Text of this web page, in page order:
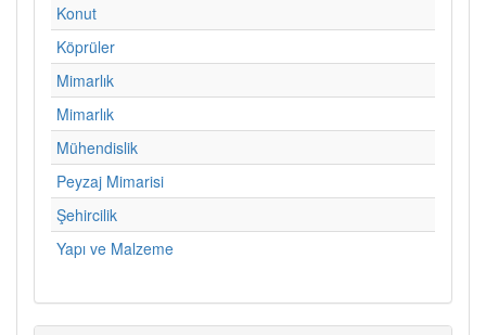
Konut
Köprüler
Mimarlık
Mimarlık
Mühendislik
Peyzaj Mimarisi
Şehircilik
Yapı ve Malzeme